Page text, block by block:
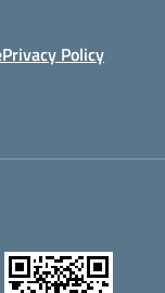
Privacy Policy